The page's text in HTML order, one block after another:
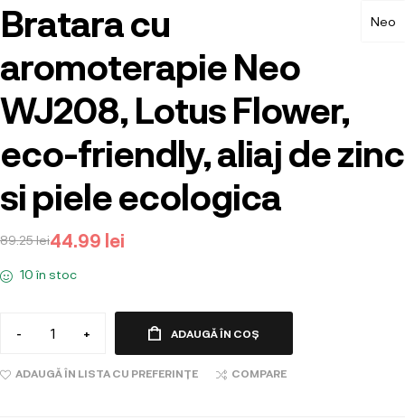
Neo
Bratara cu
aromoterapie Neo
WJ208, Lotus Flower,
eco-friendly, aliaj de zinc
si piele ecologica
89.25lei44.99 lei
10 în stoc
- + ADAUGĂ ÎN COȘ
ADAUGĂ ÎN LISTA CU PREFERINȚE COMPARE